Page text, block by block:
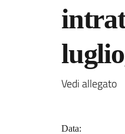
Vedi allegato
Data: